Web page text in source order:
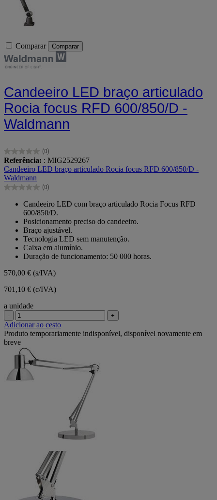
Comparar Comparar
Candeeiro LED braço articulado
Rocia focus RFD 600/850/D -
Waldmann
(0)
0.0
em
5
estrelas.
Referência: : MIG2529267
Candeeiro LED braço articulado Rocia focus RFD 600/850/D -
Waldmann
(0)
0.0
estrelas.
Candeeiro LED com braço articulado Rocia Focus RFD
600/850/D.
Posicionamento preciso do candeeiro.
Braço ajustável.
Tecnologia LED sem manutenção.
Caixa em alumínio.
Duração de funcionamento: 50 000 horas.
570,00 € (s/IVA)
701,10 € (c/IVA)
a unidade
- +
Adicionar ao cesto
Produto temporariamente indisponível, disponível novamente em
breve